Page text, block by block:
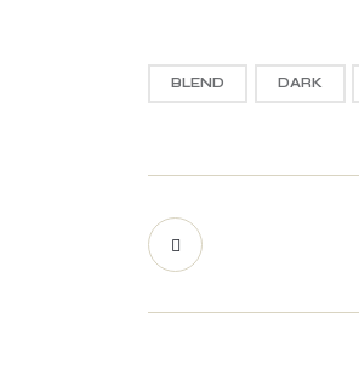
BLEND DARK